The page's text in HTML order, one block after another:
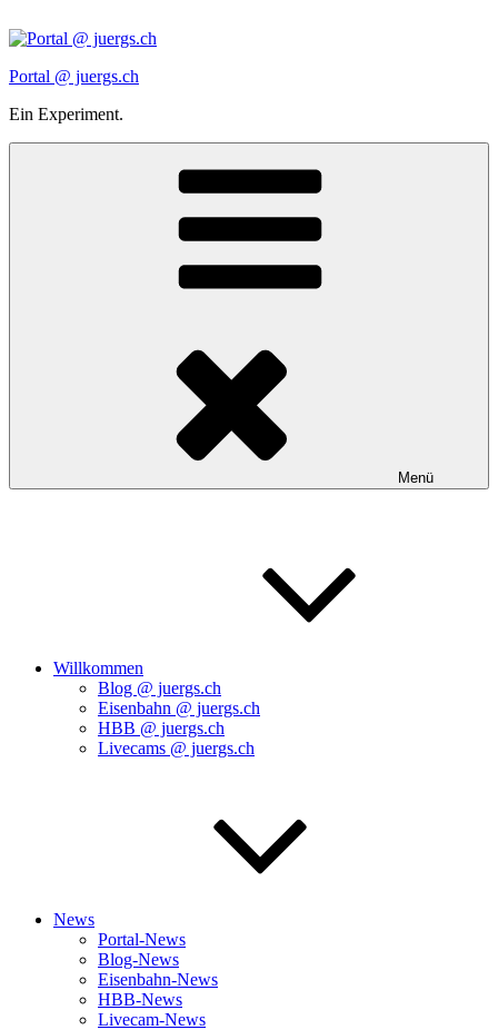
Inhalt
Portal @ juergs.ch
Ein Experiment.
Menü
Willkommen
Blog @ juergs.ch
Eisenbahn @ juergs.ch
HBB @ juergs.ch
Livecams @ juergs.ch
News
Portal-News
Blog-News
Eisenbahn-News
HBB-News
Livecam-News